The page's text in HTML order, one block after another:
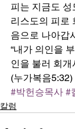
피는 지금도
리스도의 피로
음으로 나아갑
“내가 의인을
인을 불러 회개
(누가복음5:32)
#박헌승목사 #
칼럼